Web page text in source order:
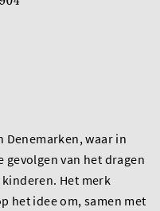
Denemarken, waar in
gevolgen van het dragen
Het merk
het idee om, samen met